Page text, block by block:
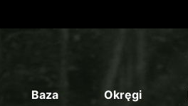
Baza Okręgi